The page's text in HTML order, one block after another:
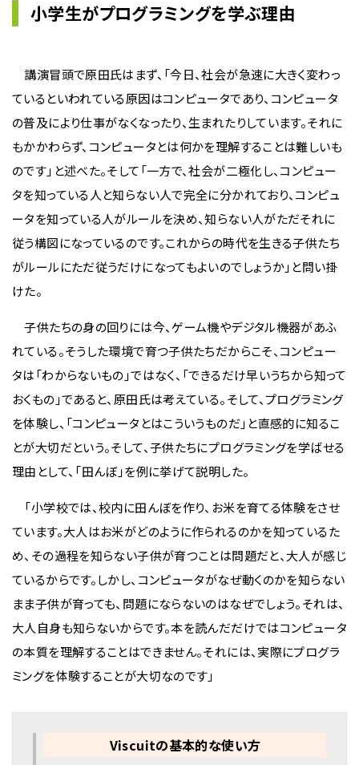
小学生がプログラミングを学ぶ理由
講演冒頭で原田氏はまず、「今日、社会が急速に大きく変わっ
ているといわれている原因はコンピュータであり、コンピュータ
の普及により仕事がなくなったり、生まれたりしています。それに
もかかわらず、コンピュータとは何かを理解することは難しいも
のです」と述べた。そして「一方で、社会が二極化し、コンピュー
タを知っている人と知らない人で完全に分かれており、コンピュ
ータを知っている人がルールを決め、知らない人がただそれに
従う構図になっているのです。これからの時代を生きる子供たち
がルールにただ従うだけになってもよいのでしょうか」と問い掛
けた。
子供たちの身の回りには今、ゲーム機やデジタル機器があふ
れている。そうした環境で育つ子供たちだからこそ、コンピュー
タは「わからないもの」ではなく、「できるだけ早いうちから知って
おくもの」であると、原田氏は考えている。そして、プログラミング
を体験し、「コンピュータとはこういうものだ」と直感的に知るこ
とが大切だという。そして、子供たちにプログラミングを学ばせる
理由として、「田んぼ」を例に挙げて説明した。
「小学校では、校内に田んぼを作り、お米を育てる体験をさせ
ています。大人はお米がどのように作られるのかを知っているた
め、その過程を知らない子供が育つことは問題だと、大人が感じ
ているからです。しかし、コンピュータがなぜ動くのかを知らない
まま子供が育っても、問題にならないのはなぜでしょう。それは、
大人自身も知らないからです。本を読んだだけではコンピュータ
の本質を理解することはできません。それには、実際にプログラ
ミングを体験することが大切なのです」
Viscuitの基本的な使い方